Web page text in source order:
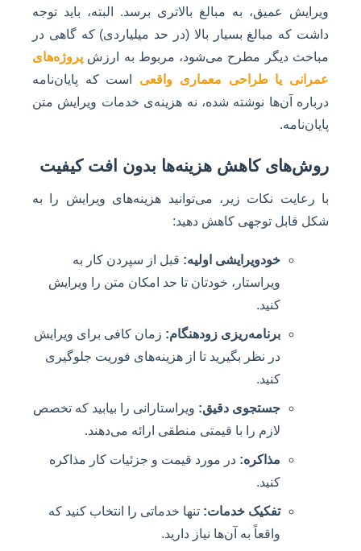
ویرایش عمیق، به مبالغ بالاتری برسد. البته، باید توجه
داشت که مبالغ بسیار بالا (در حد میلیاردی) که گاهی در
مباحث دیگر مطرح می‌شود، مربوط به ارزش پروژه‌های
عمرانی یا طراحی معماری واقعی است که پایان‌نامه
درباره آن‌ها نوشته شده، نه هزینه‌ی خدمات ویرایش متن
پایان‌نامه.
روش‌های کاهش هزینه‌ها بدون افت کیفیت
با رعایت نکات زیر، می‌توانید هزینه‌های ویرایش را به
شکل قابل توجهی کاهش دهید:
خودویرایشی اولیه: قبل از سپردن کار به
ویراستار، خودتان تا حد امکان متن را ویرایش
کنید.
برنامه‌ریزی زودهنگام: زمان کافی برای ویرایش
در نظر بگیرید تا از هزینه‌های فوریت جلوگیری
کنید.
جستجوی دقیق: ویراستارانی را بیابید که تخصص
لازم را با قیمتی منطقی ارائه می‌دهند.
مذاکره: در مورد قیمت و جزئیات کار مذاکره
کنید.
تفکیک خدمات: تنها خدماتی را انتخاب کنید که
واقعاً به آن‌ها نیاز دارید.